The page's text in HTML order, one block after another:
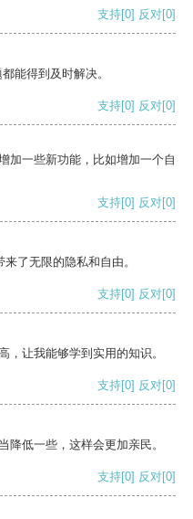
支持[0] 反对[0]
能得到及时解决。
支持[0] 反对[0]
加一些新功能，比如增加一个自
支持[0] 反对[0]
了无限的隐私和自由。
支持[0] 反对[0]
，让我能够学到实用的知识。
支持[0] 反对[0]
降低一些，这样会更加亲民。
支持[0] 反对[0]